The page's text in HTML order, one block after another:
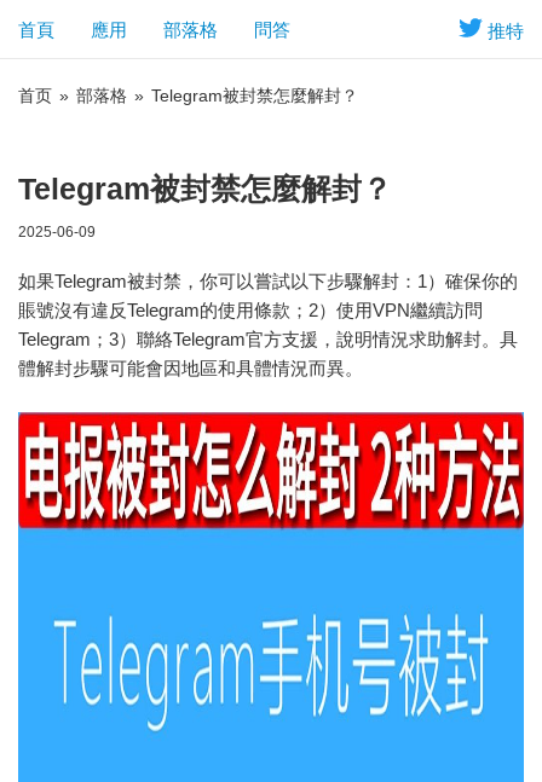
推特
首頁 應用 部落格 問答
首页 » 部落格 » Telegram被封禁怎麼解封？
Telegram被封禁怎麼解封？
2025-06-09
如果Telegram被封禁，你可以嘗試以下步驟解封：1）確保你的
賬號沒有違反Telegram的使用條款；2）使用VPN繼續訪問
Telegram；3）聯絡Telegram官方支援，說明情況求助解封。具
體解封步驟可能會因地區和具體情況而異。